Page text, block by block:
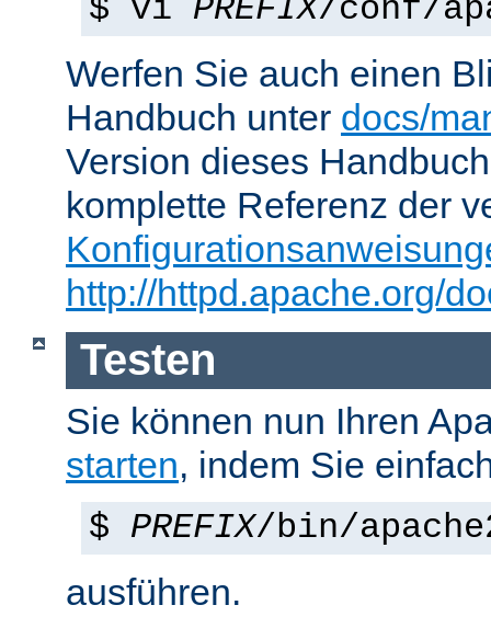
$ vi PREFIX/conf/
Werfen Sie auch einen
Handbuch unter docs/
Version dieses
komplette Referenz der
http://httpd.apache.org/
Testen
Sie können nun Ihren
starten, indem Sie
$ PREFIX/bin/
ausführen.